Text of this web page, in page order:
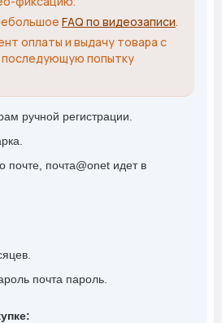
FAQ по видеозаписи.
оплаты и выдачу товара с
последующую попытку
ручной регистрации.
почте, почта@onet идет в
почта пароль.